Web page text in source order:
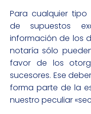
Para cualquier
de supuestos
información de los
notaría sólo
favor de los
sucesores. Ese
forma parte de la
nuestro peculiar